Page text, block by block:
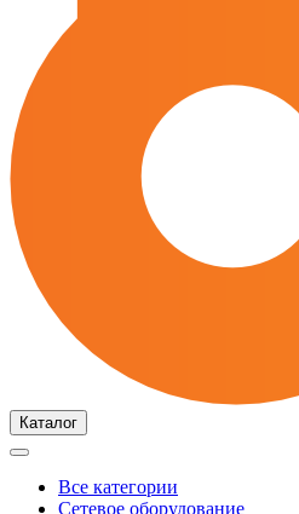
Каталог
Все категории
Сетевое оборудование